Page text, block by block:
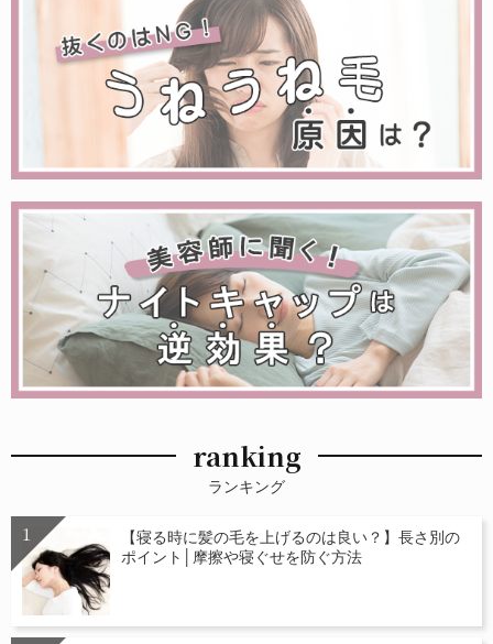
ranking
ランキング
【寝る時に髪の毛を上げるのは良い？】長さ別の
ポイント│摩擦や寝ぐせを防ぐ方法